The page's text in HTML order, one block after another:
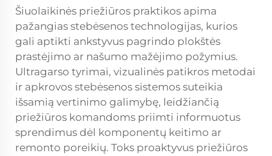
Šiuolaikinės priežiūros praktikos apima
pažangias stebėsenos technologijas, kurios
gali aptikti ankstyvus pagrindo plokštės
prastėjimo ar našumo mažėjimo požymius.
Ultragarso tyrimai, vizualinės patikros metodai
ir apkrovos stebėsenos sistemos suteikia
išsamią vertinimo galimybę, leidžiančią
priežiūros komandoms priimti informuotus
sprendimus dėl komponentų keitimo ar
remonto poreikių. Toks proaktyvus priežiūros